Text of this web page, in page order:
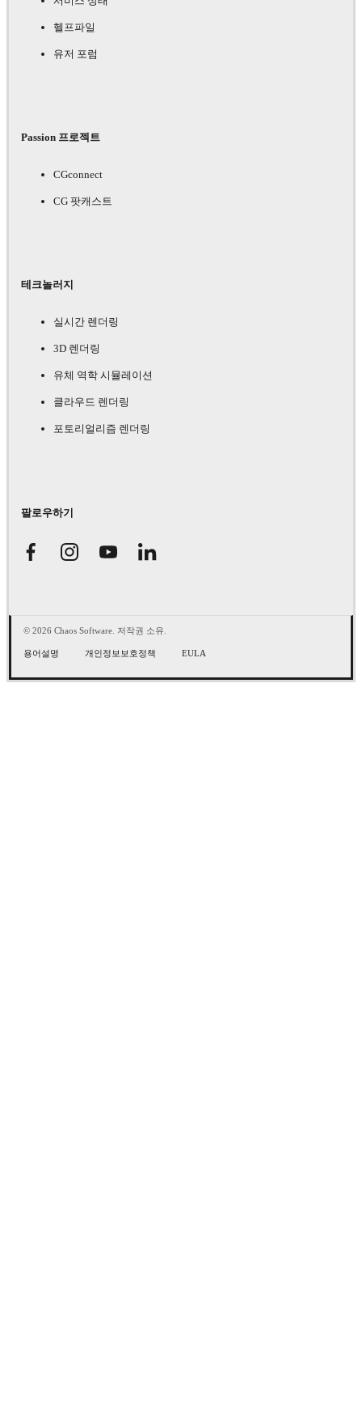
헬프파일
유저 포럼
Passion 프로젝트
CGconnect
CG 팟캐스트
테크놀러지
실시간 렌더링
3D 렌더링
유체 역학 시뮬레이션
클라우드 렌더링
포토리얼리즘 렌더링
팔로우하기
© 2026 Chaos Software. 저작권 소유.
용어설명 개인정보보호정책 EULA